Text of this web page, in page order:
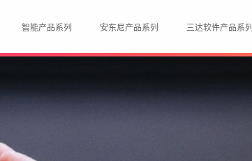
智能产品系列 安东尼产品系列 三达软件产品系列